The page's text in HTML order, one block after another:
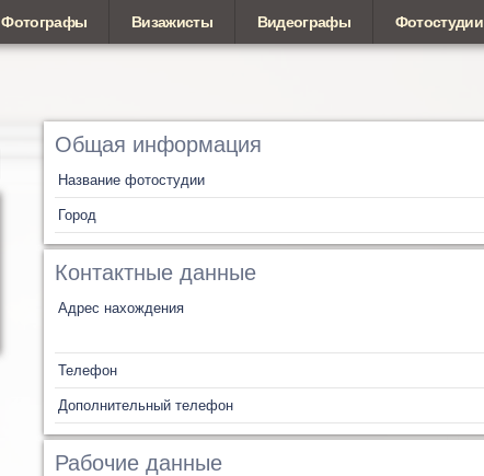
Фотографы Визажисты Видеографы Фотостудии
Общая информация
Название фотостудии
Город
Контактные данные
Адрес нахождения
Телефон
Дополнительный телефон
Рабочие данные